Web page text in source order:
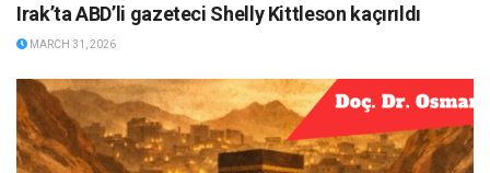
Irak’ta ABD’li gazeteci Shelly Kittleson kaçırıldı
MARCH 31, 2026